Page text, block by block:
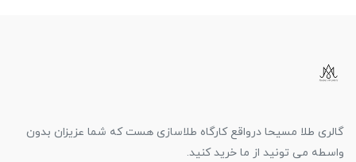
گالری طلا مسیحا درواقع کارگاه طلاسازی هست که شما عزیزان بدون
واسطه می تونید از ما خرید کنید.